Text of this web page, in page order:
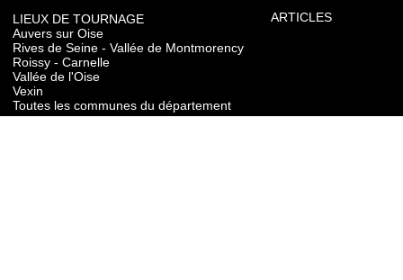
LIEUX DE TOURNAGE
Auvers sur Oise
Rives de Seine - Vallée de Montmorency
Roissy - Carnelle
Vallée de l'Oise
Vexin
Toutes les communes du département
ARTICLES